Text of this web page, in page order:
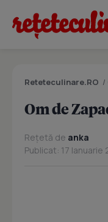
Reteteculinare.RO /
Om de
Rețetă de anka
Publicat: 17 Ianuarie